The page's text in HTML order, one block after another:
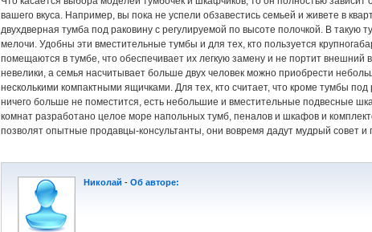
вашего вкуса. Например, вы пока не успели обзавестись семьей и живете в
двухдверная тумба под раковину с регулируемой по высоте полочкой. В такую
мелочи. Удобны эти вместительные тумбы и для тех, кто пользуется
помещаются в тумбе, что обеспечивает их легкую замену и не портит
невелики, а семья насчитывает больше двух человек можно приобрести
несколькими компактными ящичками. Для тех, кто считает, что кроме тумбы
ничего больше не поместится, есть небольшие и вместительные подвесные
комнат разработано целое море напольных тумб, пеналов и шкафов и
позволят опытные продавцы-консультанты, они вовремя дадут мудрый совет и
Николай - Об авторе: